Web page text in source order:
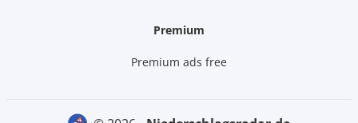
Premium
Premium ads free